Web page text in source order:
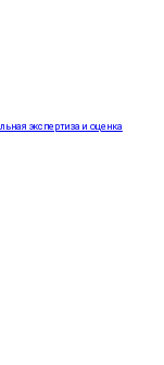
экспертиза и оценка